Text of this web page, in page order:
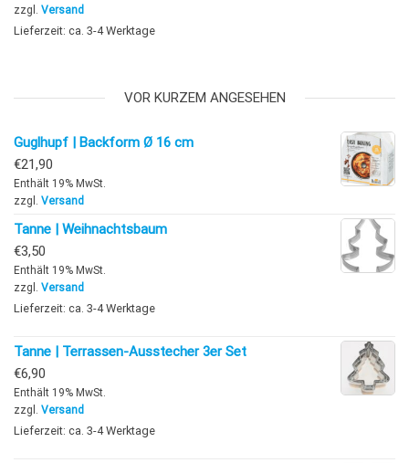
zzgl. Versand
Lieferzeit: ca. 3-4 Werktage
VOR KURZEM ANGESEHEN
Guglhupf | Backform Ø 16 cm
€21,90
Enthält 19% MwSt.
zzgl. Versand
Tanne | Weihnachtsbaum
€3,50
Enthält 19% MwSt.
zzgl. Versand
Lieferzeit: ca. 3-4 Werktage
Tanne | Terrassen-Ausstecher 3er Set
€6,90
Enthält 19% MwSt.
zzgl. Versand
Lieferzeit: ca. 3-4 Werktage